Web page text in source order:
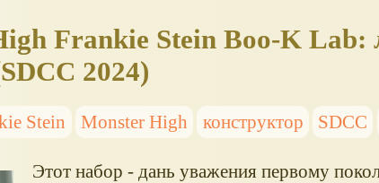
Frankie Stein Boo-K Lab:
2024)
Stein Monster High конструктор SDCC
Этот набор - дань уважения первому